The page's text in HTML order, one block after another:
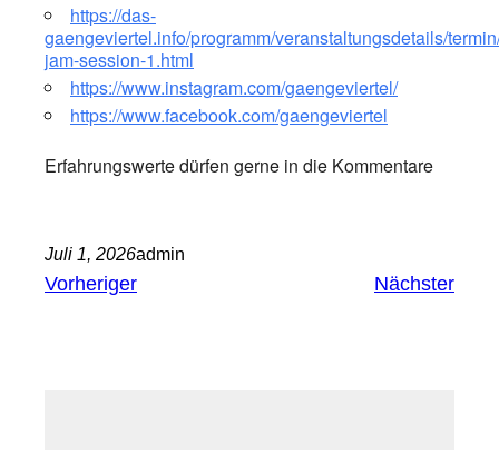
https://das-
gaengeviertel.info/programm/veranstaltungsdetails/
jam-session-1.html
https://www.instagram.com/gaengeviertel/
https://www.facebook.com/gaengeviertel
Erfahrungswerte dürfen gerne in die Kommentare
Juli 1, 2026admin
Vorheriger Nächster